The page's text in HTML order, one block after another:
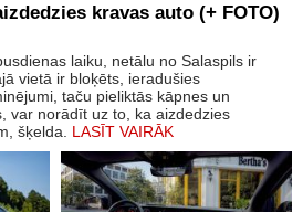
kravas auto (+ FOTO)
laiku, netālu no Salaspils ir
vietā ir bloķēts, ieradušies
taču pieliktās kāpnes un
var norādīt uz to, ka aizdedzies
šķelda. LASĪT VAIRĀK